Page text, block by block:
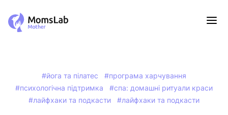
#йога та пілатес
#програма харчування
#психологічна підтримка
#спа: домашні ритуали краси
#лайфхаки та подкасти
#лайфхаки та подкасти